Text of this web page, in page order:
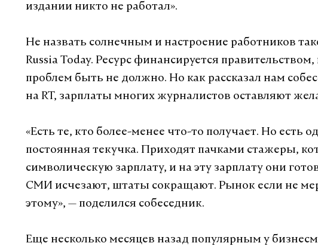
издании никто не работал».
Не назвать солнечным и настроение работников
Russia Today. Ресурс финансируется
проблем быть не должно. Но как рассказал нам
на RT, зарплаты многих журналистов оставляют
«Есть те, кто более-менее что-то получает. Но есть
постоянная текучка. Приходят пачками стажеры,
символическую зарплату, и на эту зарплату они
СМИ исчезают, штаты сокращают. Рынок если не
этому», — поделился собеседник.
Еще несколько месяцев назад популярным у